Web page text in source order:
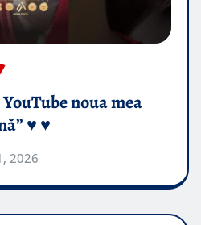
noua mea
♥️ ♥️
2026